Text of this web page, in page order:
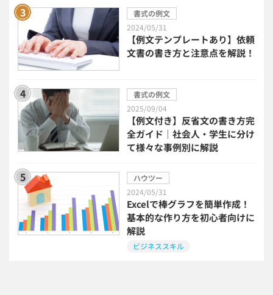
民法改正対応書式テンプレート
bizoceanお勧め動画
タイアップ
ニューノーマル時代における企業のあり方
インボイス制度解説 税制改正
喪中はがき 働き方改革
書式の例文
2024/05/31
【例文テンプレートあり】依頼
文書の書き方と注意点を解説！
書式の例文
2025/09/04
【例文付き】反省文の書き方完
全ガイド｜社会人・学生に分け
て様々な事例別に解説
ハウツー
2024/05/31
Excelで棒グラフを簡単作成！
基本的な作り方を初心者向けに
解説
ビジネススキル